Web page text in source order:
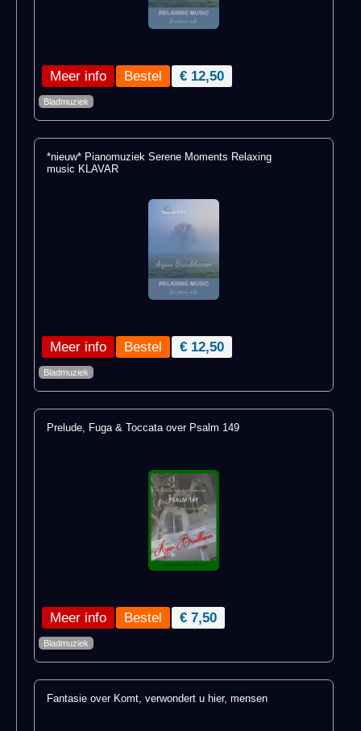
Meer info € 12,50
Bladmuziek
*nieuw* Pianomuziek Serene Moments Relaxing
music KLAVAR
Meer info € 12,50
Bladmuziek
Prelude, Fuga & Toccata over Psalm 149
Meer info € 7,50
Bladmuziek
Fantasie over Komt, verwondert u hier, mensen